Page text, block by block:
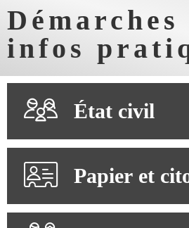
Démarches
infos
État civil
Papier et